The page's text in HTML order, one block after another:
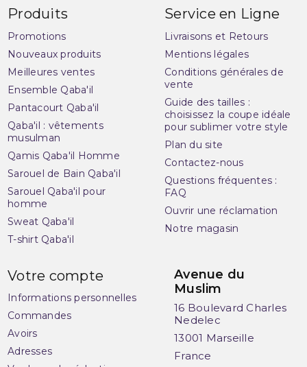
Produits
Promotions
Nouveaux produits
Meilleures ventes
Ensemble Qaba'il
Pantacourt Qaba'il
Qaba'il : vêtements
musulman
Qamis Qaba'il Homme
Sarouel de Bain Qaba'il
Sarouel Qaba'il pour
homme
Sweat Qaba'il
T-shirt Qaba'il
Service en Ligne
Livraisons et Retours
Mentions légales
Conditions générales de
vente
Guide des tailles :
choisissez la coupe idéale
pour sublimer votre style
Plan du site
Contactez-nous
Questions fréquentes :
FAQ
Ouvrir une réclamation
Notre magasin
Votre compte
Informations personnelles
Commandes
Avoirs
Adresses
Avenue du
Muslim
16 Boulevard Charles
Nedelec
13001 Marseille
France